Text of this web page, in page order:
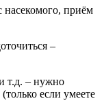
насекомого, приём
–
т.д. – нужно
если умеете